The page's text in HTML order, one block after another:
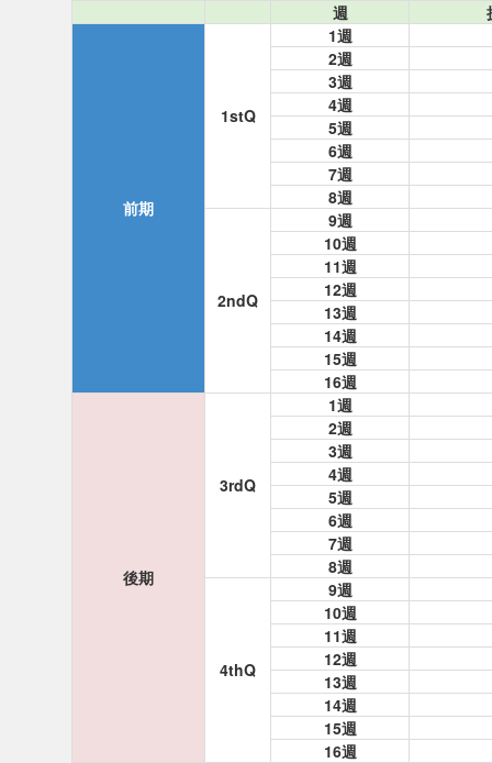
週
前期
1stQ
1週
2週
3週
4週
5週
6週
7週
8週
2ndQ
9週
10週
11週
12週
13週
14週
15週
16週
後期
3rdQ
1週
2週
3週
4週
5週
6週
7週
8週
4thQ
9週
10週
11週
12週
13週
14週
15週
16週